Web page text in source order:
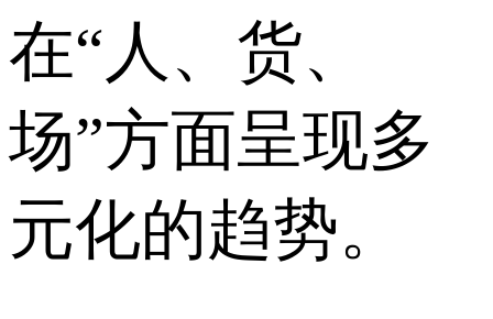
在“人、货、
场”方面呈现多
元化的趋势。